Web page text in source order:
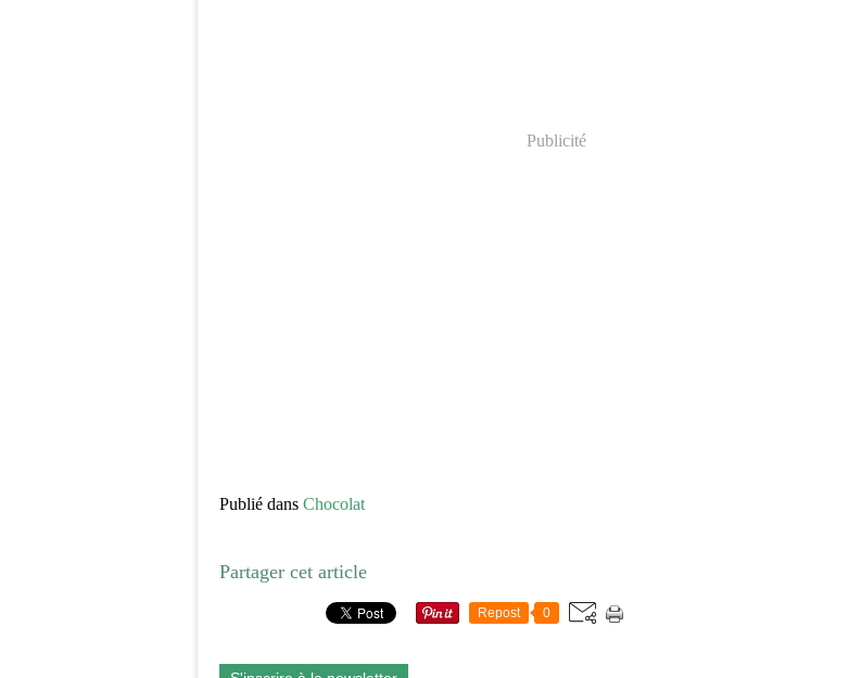
Publicité
Publié dans Chocolat
Partager cet article
Repost 0